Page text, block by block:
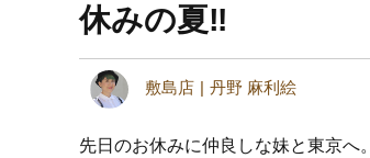
休みの夏‼︎
敷島店 丹野 麻利絵
先日のお休みに仲良しな妹と東京へ。